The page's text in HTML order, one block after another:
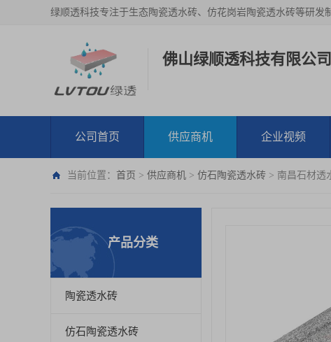
绿顺透科技专注于生态陶瓷透水砖、仿花岗岩陶瓷透水砖等研发
佛山绿顺透科技有限公司
公司首页 供应商机 企业视频
当前位置： 首页 > 供应商机 > 仿石陶瓷透水砖 > 南昌石材透
产品分类
陶瓷透水砖
仿石陶瓷透水砖